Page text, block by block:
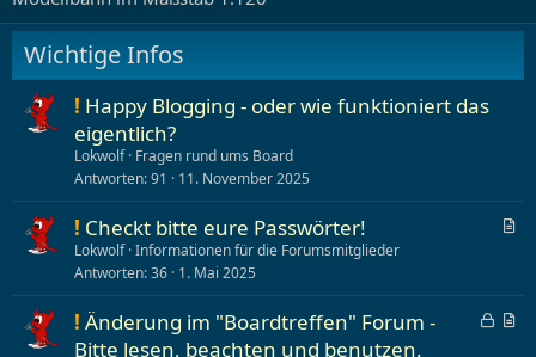
Wichtige Infos
! Happy Blogging - oder wie funktioniert das
eigentlich?
Lokwolf Fragen rund ums Board
Antworten 91 11. November 2025
A
i
k
! Checkt bitte eure Passwörter!
Lokwolf Informationen für die Forumsmitglieder
Antworten 36 1. Mai 2025
G A
! Änderung im "Boardtreffen" Forum -
Bitte lesen, beachten und benutzen.